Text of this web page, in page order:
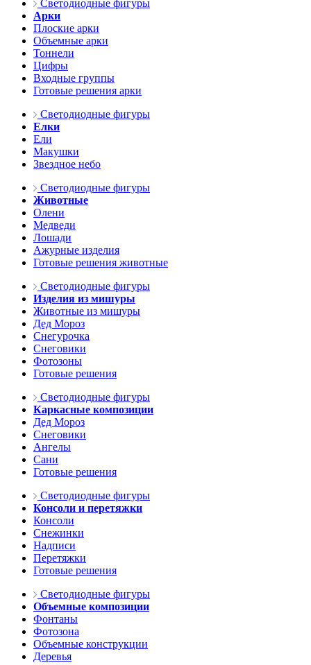
Светодиодные фигуры
Арки
Плоские арки
Объемные арки
Тоннели
Цифры
Входные группы
Готовые решения арки
Светодиодные фигуры
Елки
Ели
Макушки
Звездное небо
Светодиодные фигуры
Животные
Олени
Медведи
Лошади
Ажурные изделия
Готовые решения животные
Светодиодные фигуры
Изделия из мишуры
Животные из мишуры
Дед Мороз
Снегурочка
Снеговики
Фотозоны
Готовые решения
Светодиодные фигуры
Каркасные композиции
Дед Мороз
Снеговики
Ангелы
Сани
Готовые решения
Светодиодные фигуры
Консоли и перетяжки
Консоли
Снежинки
Надписи
Перетяжки
Готовые решения
Светодиодные фигуры
Объемные композиции
Фонтаны
Фотозона
Объемные конструкции
Деревья